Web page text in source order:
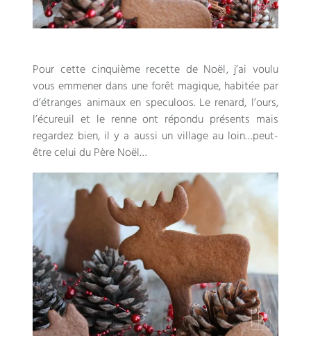
Pour cette cinquième recette de Noël,j’ai voulu
vous emmener dans une forêt magique, habitée par
d’étranges animaux en speculoos. Le renard, l’ours,
l’écureuil et le renne ont répondu présents mais
regardez bien, il y a aussi un village au loin…peut-
être celui du Père Noël…